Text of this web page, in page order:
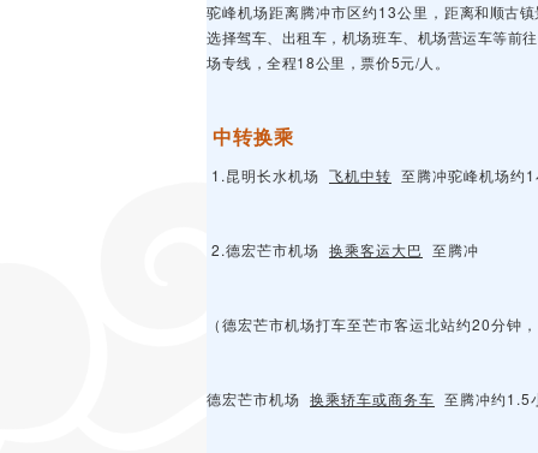
驼峰机场距离腾冲市区约13公里， 距离和顺古
选择驾车、出租车，机场班车、机场营运车等前
场专线，全程18公里，票价5元/人。
中转换乘
1.昆明长水机场 飞机中转 至腾冲驼峰机场约
2.德宏芒市机场 换乘客运大巴 至腾冲
（德宏芒市机场打车至芒市客运北站约20分
德宏芒市机场 换乘轿车或商务车 至腾冲约1.5